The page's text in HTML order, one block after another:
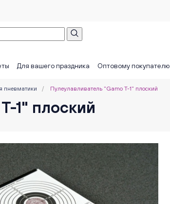
Для вашего праздника Оптовому покупателю
пневматики / Пулеулавливатель "Gamo T-1" плоский
1" плоский